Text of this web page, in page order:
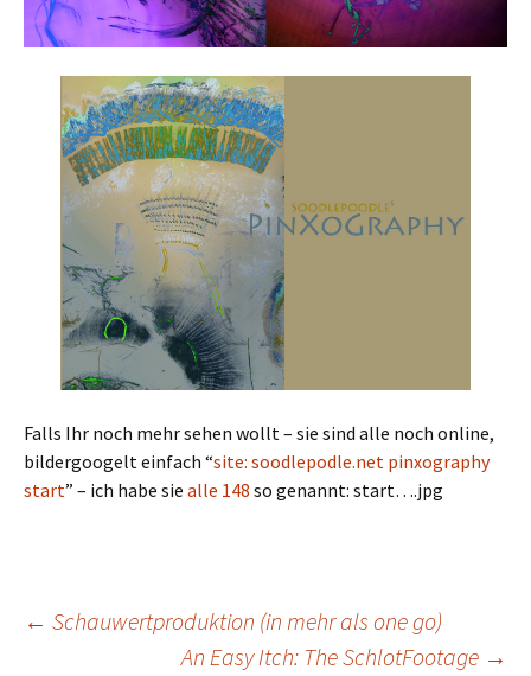
Falls Ihr noch mehr sehen wollt – sie sind alle noch online,
bildergoogelt einfach “site: soodlepodle.net pinxography
start” – ich habe sie alle 148 so genannt: start….jpg
Post
← Schauwertproduktion (in mehr als one go)
An Easy Itch: The SchlotFootage →